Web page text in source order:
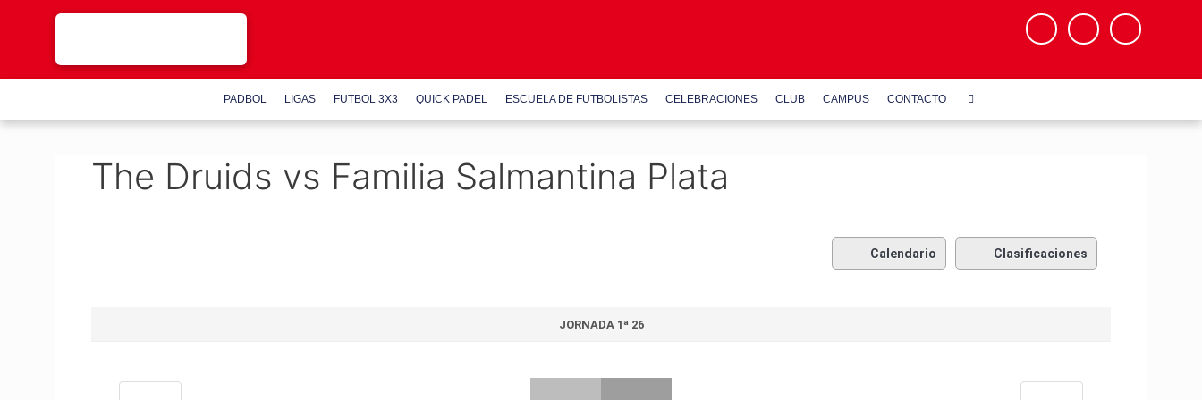
PADBOL LIGAS FUTBOL 3X3 QUICK PADEL ESCUELA DE FUTBOLISTAS CELEBRACIONES CLUB CAMPUS CONTACTO
The Druids vs Familia Salmantina Plata
Calendario Clasificaciones
JORNADA 1ª 26